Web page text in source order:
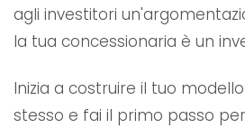
agli investitori
la tua concessionaria è un
Inizia a costruire il tuo
stesso e fai il primo passo